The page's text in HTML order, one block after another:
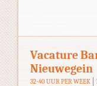
Vacature
Nieuwegein
32-40 UUR PER WEEK